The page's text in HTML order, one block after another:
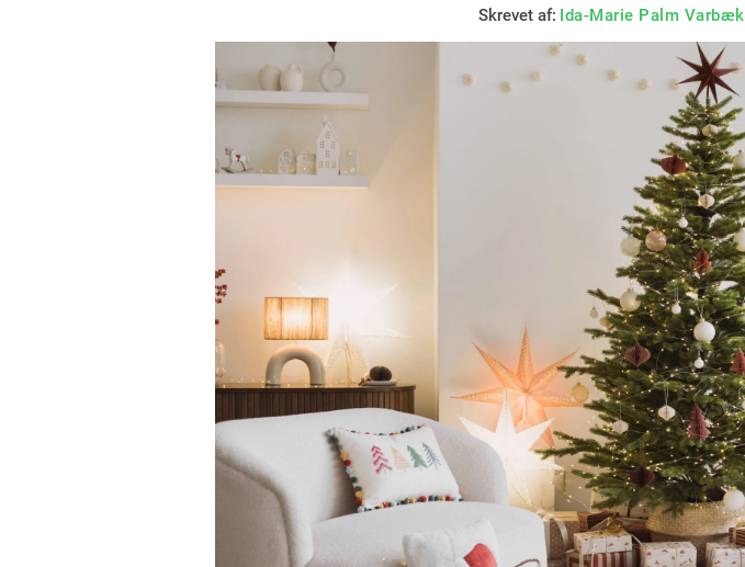
Skrevet af: Ida-Marie Palm Varbæk